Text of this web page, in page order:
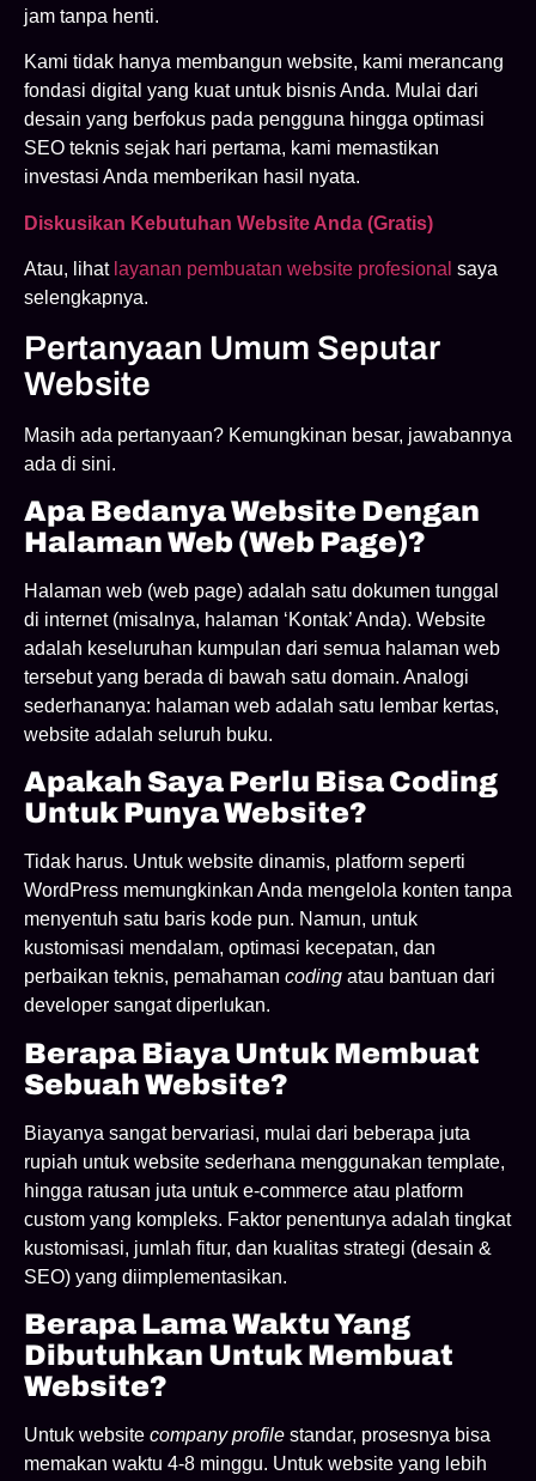
jam tanpa henti.
Kami tidak hanya membangun website, kami merancang
fondasi digital yang kuat untuk bisnis Anda. Mulai dari
desain yang berfokus pada pengguna hingga optimasi
SEO teknis sejak hari pertama, kami memastikan
investasi Anda memberikan hasil nyata.
Diskusikan Kebutuhan Website Anda (Gratis)
Atau, lihat layanan pembuatan website profesional saya
selengkapnya.
Pertanyaan Umum Seputar
Website
Masih ada pertanyaan? Kemungkinan besar, jawabannya
ada di sini.
Apa Bedanya Website Dengan
Halaman Web (web Page)?
Halaman web (web page) adalah satu dokumen tunggal
di internet (misalnya, halaman ‘Kontak’ Anda). Website
adalah keseluruhan kumpulan dari semua halaman web
tersebut yang berada di bawah satu domain. Analogi
sederhananya: halaman web adalah satu lembar kertas,
website adalah seluruh buku.
Apakah Saya Perlu Bisa Coding
Untuk Punya Website?
Tidak harus. Untuk website dinamis, platform seperti
WordPress memungkinkan Anda mengelola konten tanpa
menyentuh satu baris kode pun. Namun, untuk
kustomisasi mendalam, optimasi kecepatan, dan
perbaikan teknis, pemahaman coding atau bantuan dari
developer sangat diperlukan.
Berapa Biaya Untuk Membuat
Sebuah Website?
Biayanya sangat bervariasi, mulai dari beberapa juta
rupiah untuk website sederhana menggunakan template,
hingga ratusan juta untuk e-commerce atau platform
custom yang kompleks. Faktor penentunya adalah tingkat
kustomisasi, jumlah fitur, dan kualitas strategi (desain &
SEO) yang diimplementasikan.
Berapa Lama Waktu Yang
Dibutuhkan Untuk Membuat
Website?
Untuk website company profile standar, prosesnya bisa
memakan waktu 4-8 minggu. Untuk website yang lebih